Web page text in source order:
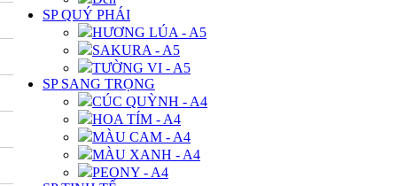
SP QUÝ PHÁI
HƯƠNG LÚA - A5
SAKURA - A5
TƯỜNG VI - A5
SP SANG TRỌNG
CÚC QUỲNH - A4
HOA TÍM - A4
MÀU CAM - A4
MÀU XANH - A4
PEONY - A4